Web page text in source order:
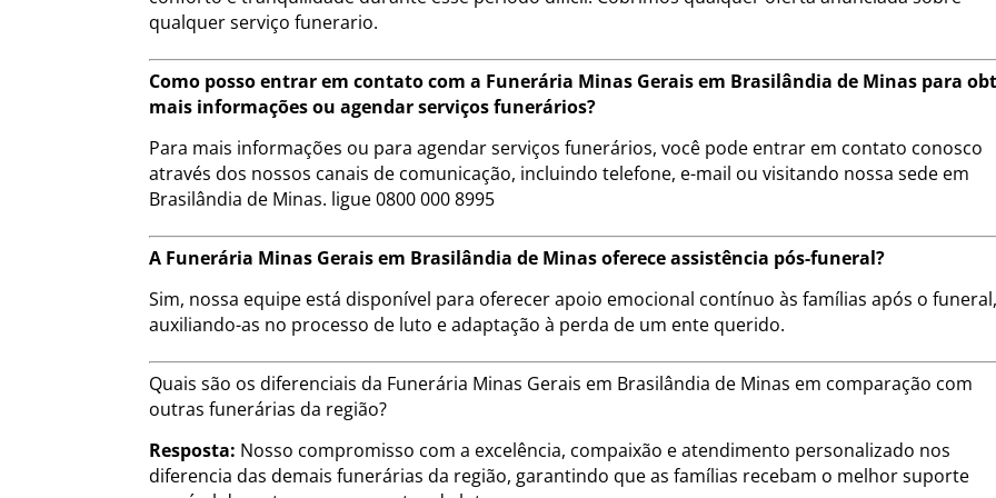
qualquer serviço funerario.
Como posso entrar em contato com a Funerária Minas Gerais em Brasilândia de Minas para
mais informações ou agendar serviços funerários?
Para mais informações ou para agendar serviços funerários, você pode entrar em contato conosco
através dos nossos canais de comunicação, incluindo telefone, e-mail ou visitando nossa sede em
Brasilândia de Minas. ligue 0800 000 8995
A Funerária Minas Gerais em Brasilândia de Minas oferece assistência pós-funeral?
Sim, nossa equipe está disponível para oferecer apoio emocional contínuo às famílias após o funeral,
auxiliando-as no processo de luto e adaptação à perda de um ente querido.
Quais são os diferenciais da Funerária Minas Gerais em Brasilândia de Minas em comparação com
outras funerárias da região?
Resposta: Nosso compromisso com a excelência, compaixão e atendimento personalizado nos
diferencia das demais funerárias da região, garantindo que as famílias recebam o melhor suporte